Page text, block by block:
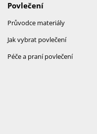
Povlečení
Průvodce materiály
Jak vybrat povlečení
Péče a praní povlečení